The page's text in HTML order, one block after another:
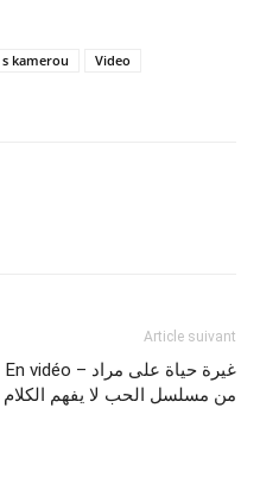
kamerou
Video
Article suivant
En vidéo – غيرة حياة على مراد
من مسلسل الحب لا يفهم الكلام